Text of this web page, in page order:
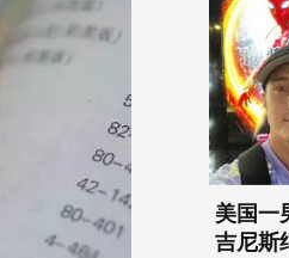
美国一
吉尼斯